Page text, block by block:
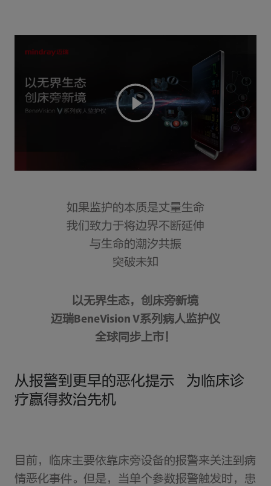
如果监护的本质是丈量生命
我们致力于将边界不断延伸
与生命的潮汐共振
突破未知
以无界生态，创床旁新境
迈瑞BeneVision V系列病人监护仪
全球同步上市！
从报警到更早的恶化提示 为临床诊
疗赢得救治先机
目前，临床主要依靠床旁设备的报警来关注到病
情恶化事件。但是，当单个参数报警触发时，患